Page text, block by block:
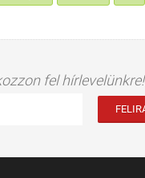
fel hírlevelünkre!